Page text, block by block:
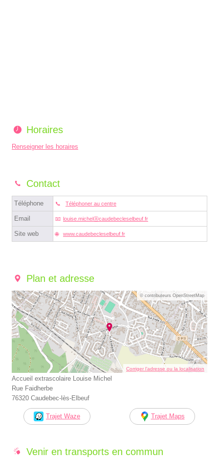
Horaires
Renseigner les horaires
Contact
Téléphone Téléphoner au centre
Email louise.michelⓐcaudebecleselbeuf.fr
Site web www.caudebecleselbeuf.fr
Plan et adresse
© contributeurs OpenStreetMap
Corriger l’adresse ou la localisation
Accueil extrascolaire Louise Michel
Rue Faidherbe
76320 Caudebec-lès-Elbeuf
Trajet Waze Trajet Maps
Venir en transports en commun